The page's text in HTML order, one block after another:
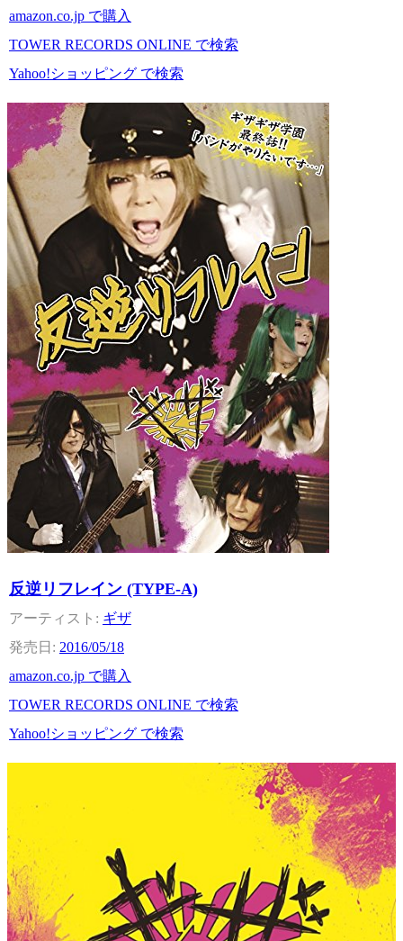
amazon.co.jp で購入
TOWER RECORDS ONLINE で検索
Yahoo!ショッピング で検索
反逆リフレイン (TYPE-A)
ギザ
2016/05/18
amazon.co.jp で購入
TOWER RECORDS ONLINE で検索
Yahoo!ショッピング で検索